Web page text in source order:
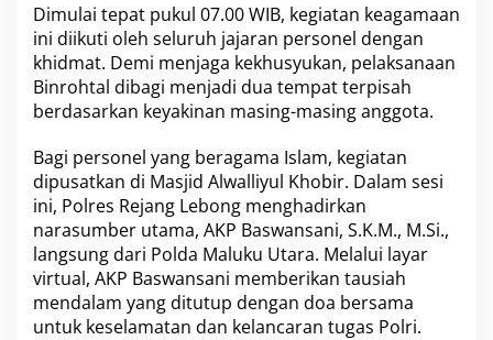
L
e
w
a
t
B
n
r
o
h
t
a
l
Dimulai tepat pukul 07.00 WIB, kegiatan keagamaan
ini diikuti oleh seluruh jajaran personel dengan
khidmat. Demi menjaga kekhusyukan, pelaksanaan
Binrohtal dibagi menjadi dua tempat terpisah
berdasarkan keyakinan masing-masing anggota.
Bagi personel yang beragama Islam, kegiatan
dipusatkan di Masjid Alwalliyul Khobir. Dalam sesi
ini, Polres Rejang Lebong menghadirkan
narasumber utama, AKP Baswansani, S.K.M., M.Si.,
langsung dari Polda Maluku Utara. Melalui layar
virtual, AKP Baswansani memberikan tausiah
mendalam yang ditutup dengan doa bersama
untuk keselamatan dan kelancaran tugas Polri.